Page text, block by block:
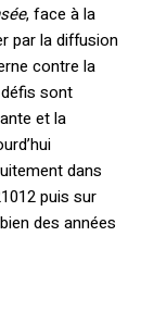
, face à la
par la diffusion
contre la
sont
et la
dans
puis sur
des années